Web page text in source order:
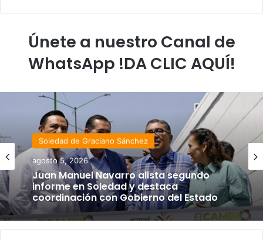
Únete a nuestro Canal de
WhatsApp !DA CLIC AQUÍ!
Soledad de Graciano Sánchez
agosto 5, 2026
Juan Manuel Navarro alista segundo
informe en Soledad y destaca
coordinación con Gobierno del Estado